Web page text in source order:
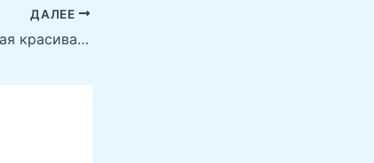
ДАЛЕЕ
После развода. Самая красивая женщина